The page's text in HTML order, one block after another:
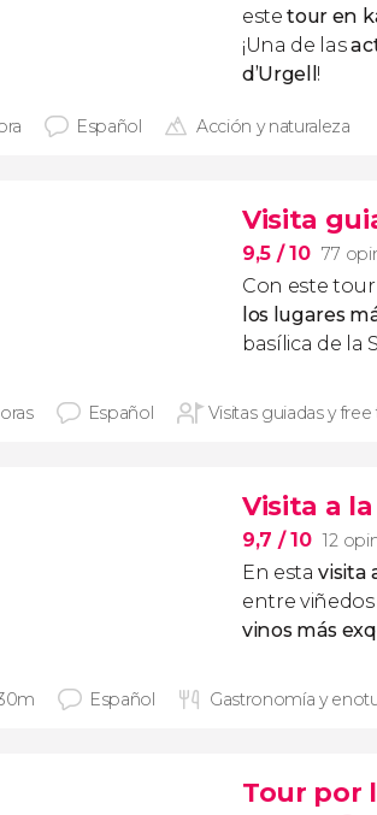
estetour en
¡Una de las
d’Urgell !
Español Acción y naturaleza
Visita
9,5 / 10 77
Con este
los lugares
basílica de la
Español Visitas guiadas y
Visita a
9,7 / 10 12
En estavisita
entre
vinos más
Español Gastronomía y
Tour por